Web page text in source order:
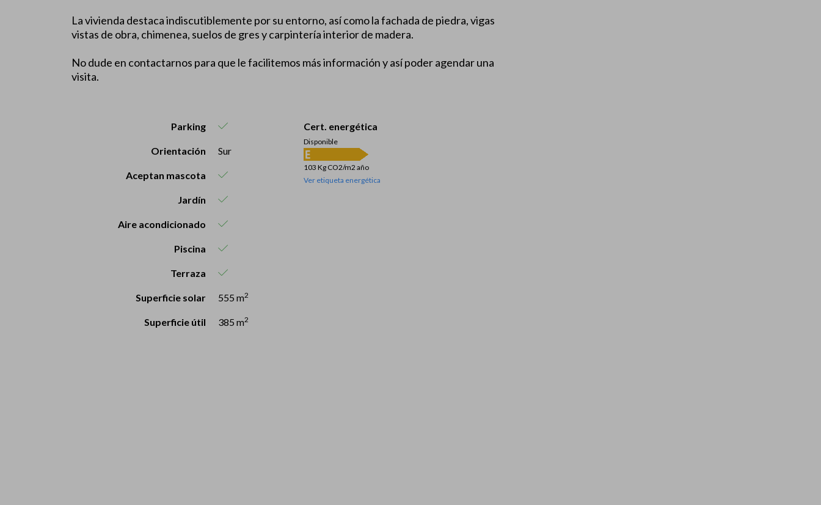
La vivienda destaca indiscutiblemente por su entorno, así como la fachada de piedra, vigas
vistas de obra, chimenea, suelos de gres y carpintería interior de madera.
No dude en contactarnos para que le facilitemos más información y así poder agendar una
visita.
Parking
Orientación Sur
Aceptan mascota
Jardín
Aire acondicionado
Piscina
Terraza
Superficie solar 555 m2
Superficie útil 385 m2
Cert. energética
Disponible
103 Kg CO2/m2 año
Ver etiqueta energética